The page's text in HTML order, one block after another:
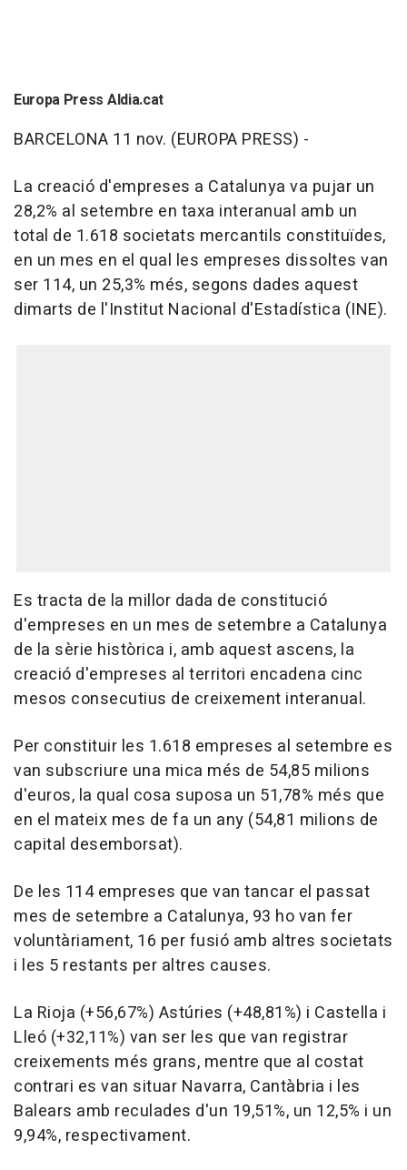
Europa Press Aldia.cat
BARCELONA 11 nov. (EUROPA PRESS) -
La creació d'empreses a Catalunya va pujar un
28,2% al setembre en taxa interanual amb un
total de 1.618 societats mercantils constituïdes,
en un mes en el qual les empreses dissoltes van
ser 114, un 25,3% més, segons dades aquest
dimarts de l'Institut Nacional d'Estadística (INE).
Es tracta de la millor dada de constitució
d'empreses en un mes de setembre a Catalunya
de la sèrie històrica i, amb aquest ascens, la
creació d'empreses al territori encadena cinc
mesos consecutius de creixement interanual.
Per constituir les 1.618 empreses al setembre es
van subscriure una mica més de 54,85 milions
d'euros, la qual cosa suposa un 51,78% més que
en el mateix mes de fa un any (54,81 milions de
capital desemborsat).
De les 114 empreses que van tancar el passat
mes de setembre a Catalunya, 93 ho van fer
voluntàriament, 16 per fusió amb altres societats
i les 5 restants per altres causes.
La Rioja (+56,67%) Astúries (+48,81%) i Castella i
Lleó (+32,11%) van ser les que van registrar
creixements més grans, mentre que al costat
contrari es van situar Navarra, Cantàbria i les
Balears amb reculades d'un 19,51%, un 12,5% i un
9,94%, respectivament.